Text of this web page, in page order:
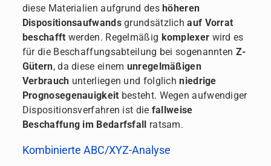
diese Materialien aufgrund deshöheren
Dispositionsaufwandsgrundsätzlichauf Vorrat
beschafft werden. Regelmäßig komplexer wird es
für die Beschaffungsabteilung bei sogenannten Z-
Gütern, da diese einem unregelmäßigen
Verbrauch unterliegen und folglichniedrige
Prognosegenauigkeit besteht. Wegen aufwendiger
Dispositionsverfahren ist die fallweise
Beschaffung im Bedarfsfall ratsam.
Kombinierte ABC/XYZ-Analyse